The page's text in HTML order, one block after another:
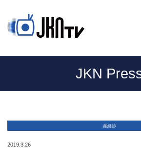
JKN
産経抄
2019.3.26